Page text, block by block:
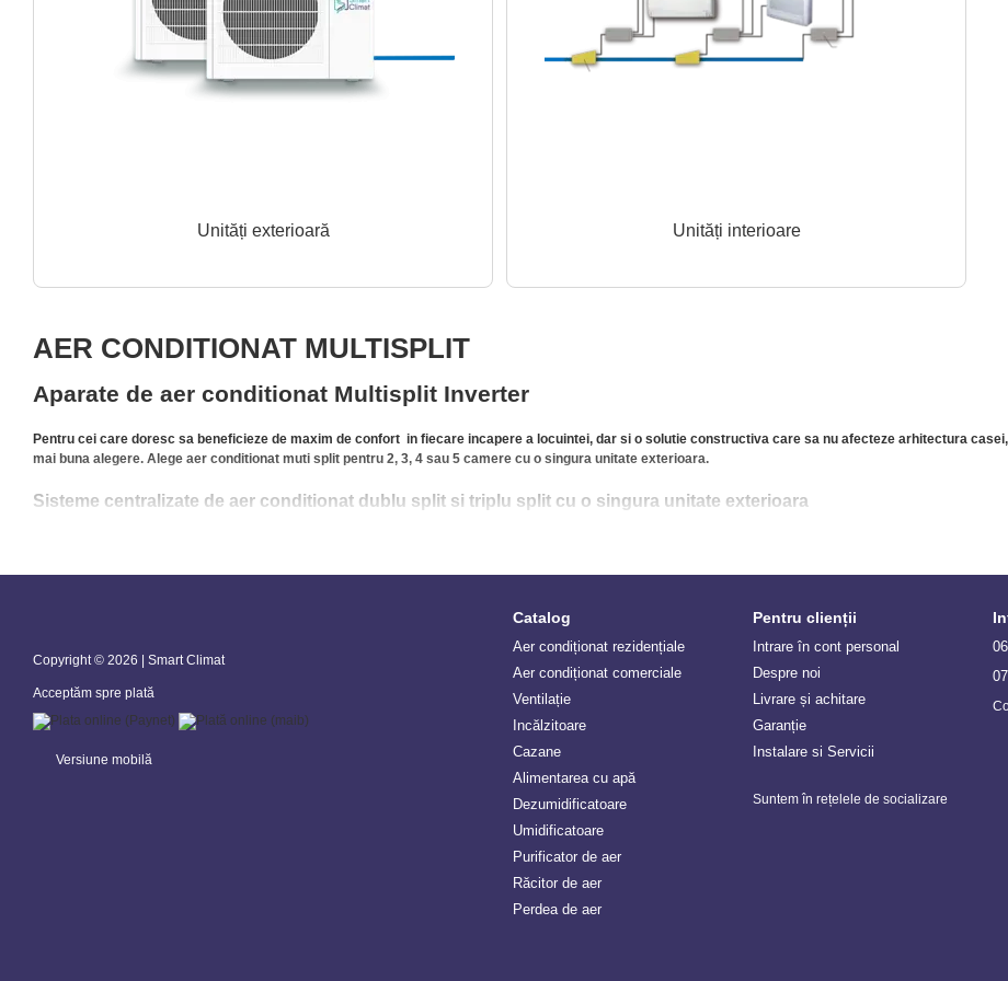
AER CONDITIONAT MULTISPLIT
Aparate de aer conditionat Multisplit Inverter
Pentru cei care doresc sa beneficieze de maxim de confort in fiecare incapere a locuintei, dar si o solutie constructiva care sa nu afecteze arhitectura
mai buna alegere. Alege aer conditionat muti split pentru 2, 3, 4 sau 5 camere cu o singura unitate exterioara.
Sisteme centralizate de aer conditionat dublu split si triplu split cu o singura unitate exterioara
Unități exterioară Unități interioare
Copyright © 2026 | Smart Climat
Acceptăm spre plată
Versiune mobilă
Catalog
Aer condiționat rezidențiale
Aer condiționat comerciale
Ventilație
Incălzitoare
Сazane
Alimentarea cu apă
Dezumidificatoare
Umidificatoare
Purificator de aer
Răcitor de aer
Perdea de aer
Pentru clienții
Intrare în cont personal
Despre noi
Livrare și achitare
Garanție
Instalare si Servicii
Suntem în rețelele de socializare